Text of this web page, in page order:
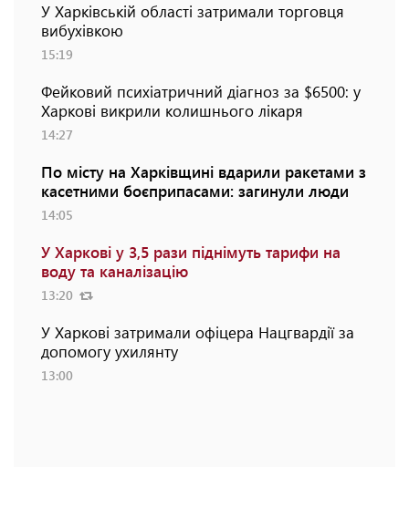
У Харківській області затримали торговця
вибухівкою
15:19
Фейковий психіатричний діагноз за $6500: у
Харкові викрили колишнього лікаря
14:27
По місту на Харківщині вдарили ракетами з
касетними боєприпасами: загинули люди
14:05
У Харкові у 3,5 рази піднімуть тарифи на
воду та каналізацію
13:20
У Харкові затримали офіцера Нацгвардії за
допомогу ухилянту
13:00